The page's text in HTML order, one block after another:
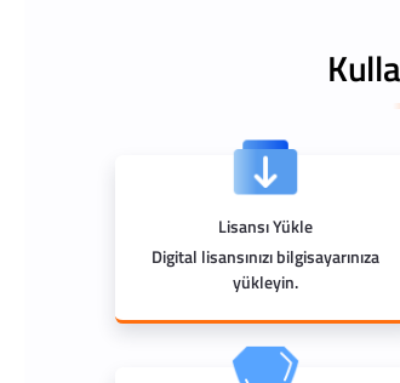
Lisansı Yükle
Digital lisansınızı bilgisayarınıza
yükleyin.